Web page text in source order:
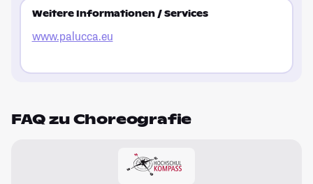
Weitere Informationen / Services
www.palucca.eu
FAQ zu Choreografie